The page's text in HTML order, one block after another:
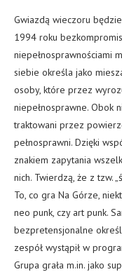
Gwiazdą wieczoru
1994 roku
niepełnosprawnościami
siebie określa jako
osoby, które przez
niepełnosprawne. Obok
traktowani przez
pełnosprawni. Dzięki
znakiem zapytania
nich. Twierdzą, że z tzw.
To, co gra Na Górze,
neo punk, czy art punk.
bezpretensjonalne
zespół wystąpił w
Grupa grała m.in. jako